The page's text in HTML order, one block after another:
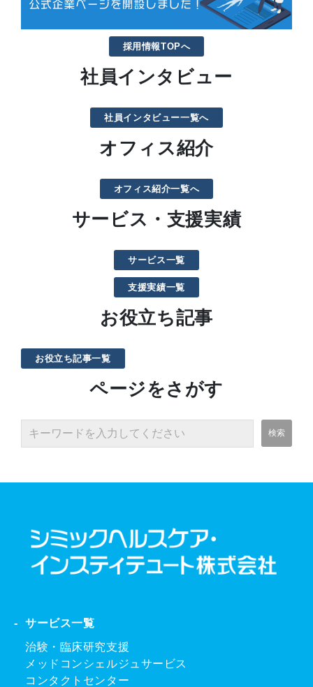
採用情報TOPへ
社員インタビュー
社員インタビュー一覧へ
オフィス紹介
オフィス紹介一覧へ
サービス・支援実績
サービス一覧
支援実績一覧
お役立ち記事
お役立ち記事一覧
ページをさがす
サービス一覧
治験・臨床研究支援
メッドコンシェルジュサービス
コンタクトセンター